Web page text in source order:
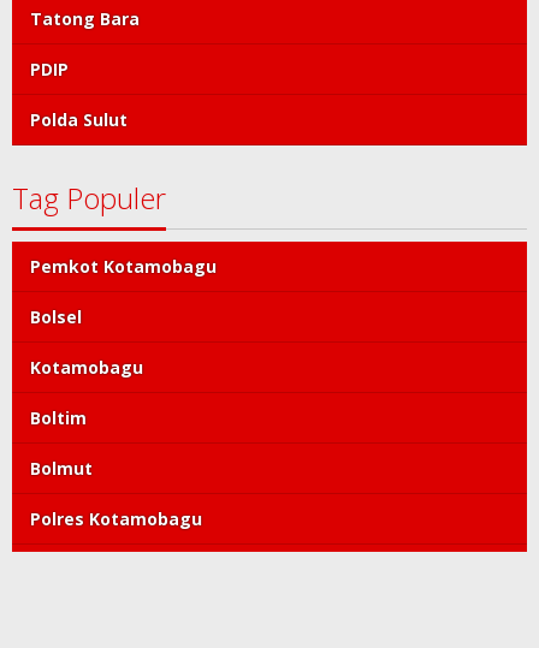
Tatong Bara
PDIP
Polda Sulut
Tag Populer
Pemkot Kotamobagu
Bolsel
Kotamobagu
Boltim
Bolmut
Polres Kotamobagu